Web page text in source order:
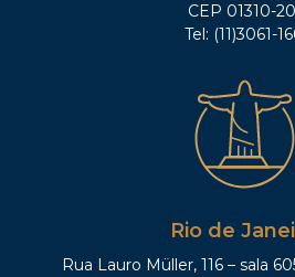
CEP 01310-
Tel: (11)3061-
Rio de
Rua Lauro Müller, 116 – sala